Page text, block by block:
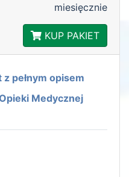
miesięcznie
KUP PAKIET
pełnym opisem
Medycznej